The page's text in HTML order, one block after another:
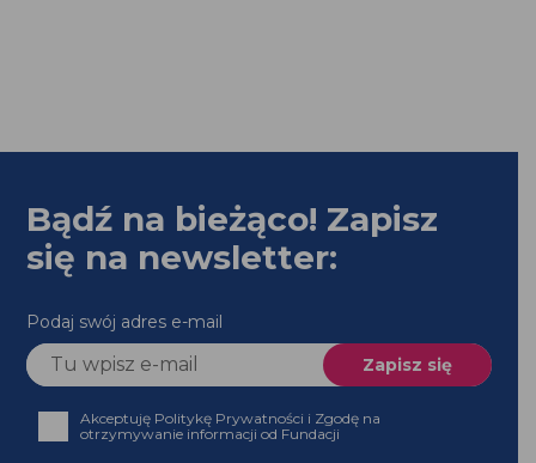
Bądź na bieżąco! Zapisz
się na newsletter:
Podaj swój adres e-mail
Akceptuję Politykę Prywatności i Zgodę na
otrzymywanie informacji od Fundacji